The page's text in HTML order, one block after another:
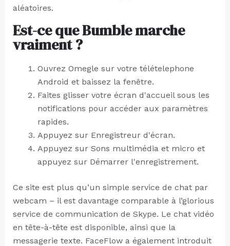
aléatoires.
Est-ce que Bumble marche
vraiment ?
Ouvrez Omegle sur votre télételephone
Android et baissez la fenêtre.
Faites glisser votre écran d'accueil sous les
notifications pour accéder aux paramètres
rapides.
Appuyez sur Enregistreur d'écran.
Appuyez sur Sons multimédia et micro et
appuyez sur Démarrer l'enregistrement.
Ce site est plus qu’un simple service de chat par
webcam – il est davantage comparable à l’glorious
service de communication de Skype. Le chat vidéo
en tête-à-tête est disponible, ainsi que la
messagerie texte. FaceFlow a également introduit